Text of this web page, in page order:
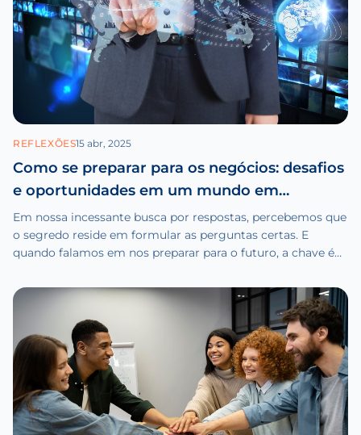
REFLEXÕES15 abr, 2025
Como se preparar para os negócios: desafios
e oportunidades em um mundo em
transformação
Em nossa incessante busca por respostas, percebemos que
o segredo reside em formular as perguntas certas. E
quando falamos em nos preparar para o futuro, a chave é